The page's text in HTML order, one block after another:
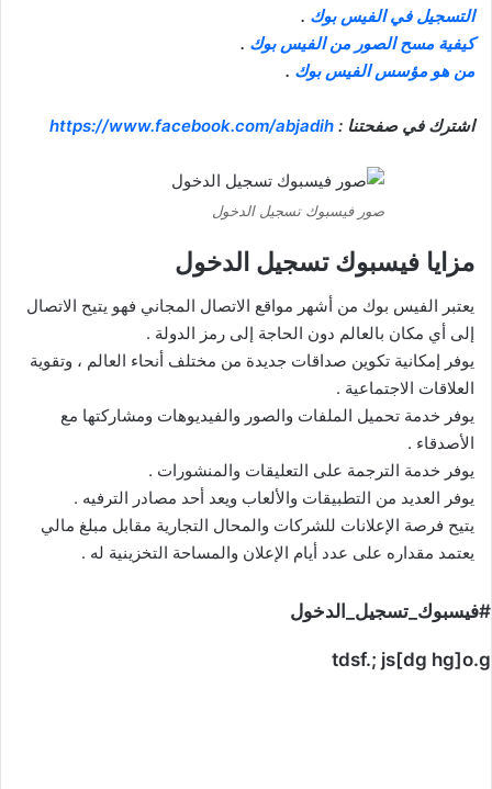
التسجيل في الفيس بوك .
كيفية مسح الصور من الفيس بوك .
من هو مؤسس الفيس بوك .
اشترك في صفحتنا : https://www.facebook.com/abjadih
صور فيسبوك تسجيل الدخول
مزايا فيسبوك تسجيل الدخول
يعتبر الفيس بوك من أشهر مواقع الاتصال المجاني فهو يتيح الاتصال
إلى أي مكان بالعالم دون الحاجة إلى رمز الدولة .
يوفر إمكانية تكوين صداقات جديدة من مختلف أنحاء العالم ، وتقوية
العلاقات الاجتماعية .
يوفر خدمة تحميل الملفات والصور والفيديوهات ومشاركتها مع
الأصدقاء .
يوفر خدمة الترجمة على التعليقات والمنشورات .
يوفر العديد من التطبيقات والألعاب ويعد أحد مصادر الترفيه .
يتيح فرصة الإعلانات للشركات والمحال التجارية مقابل مبلغ مالي
يعتمد مقداره على عدد أيام الإعلان والمساحة التخزينية له .
#فيسبوك_تسجيل_الدخول
tdsf.; js[dg hg]o.g